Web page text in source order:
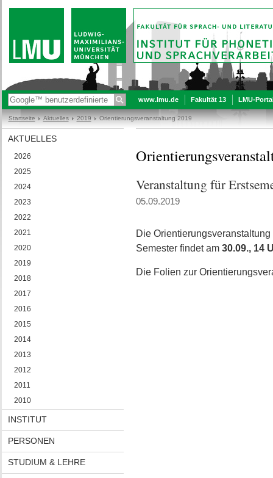
www.lmu.de Fakultät 13 LMU-
Startseite Aktuelles 2019 Orientierungsveranstaltung 2019
AKTUELLES
2026
2025
2024
2023
2022
2021
2020
2019
2018
2017
2016
2015
2014
2013
2012
2011
2010
INSTITUT
PERSONEN
STUDIUM & LEHRE
Veranstaltung für
05.09.2019
Die
Semester findet am 30.09., 14
Die Folien zur